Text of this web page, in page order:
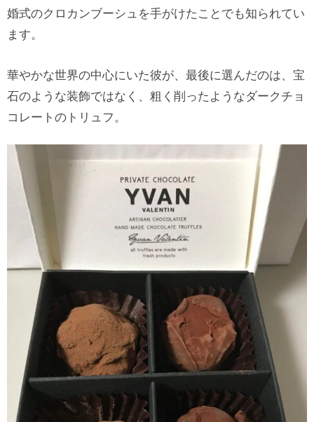
婚式のクロカンブーシュを手がけたことでも知られてい
ます。
華やかな世界の中心にいた彼が、最後に選んだのは、宝
石のような装飾ではなく、粗く削ったようなダークチョ
コレートのトリュフ。